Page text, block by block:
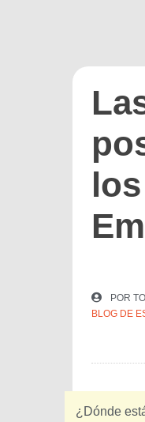
POR
BLOG DE
¿Dónde